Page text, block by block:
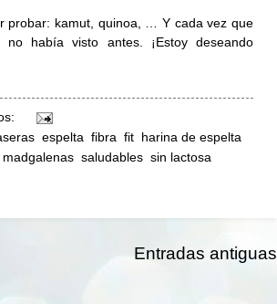
probar: kamut, quinoa, … Y cada vez que
había visto antes. ¡Estoy deseando
espelta fibra fit harina de espelta
madgalenas saludables sin lactosa
Entradas antiguas